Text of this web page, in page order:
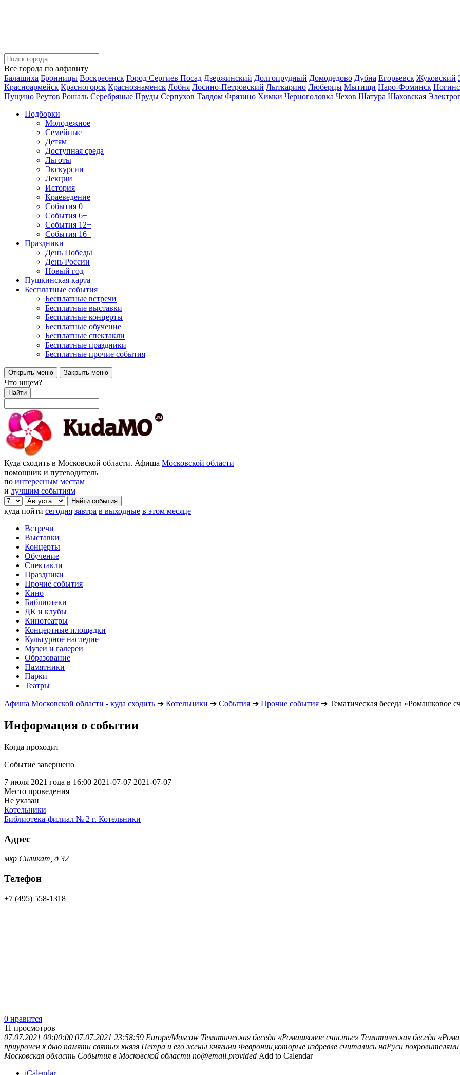
Все города по алфавиту
Балашиха Бронницы Воскресенск Город Сергиев Посад Дзержинский Долгопрудный Домодедово Дубна Егорьевск Жуковский
Красноармейск Красногорск Краснознаменск Лобня Лосино-Петровский Лыткарино Люберцы Мытищи Наро-Фоминск
Пущино Реутов Рошаль Серебряные Пруды Серпухов Талдом Фрязино Химки Черноголовка Чехов Шатура Шаховская
Подборки
Молодежное
Семейные
Детям
Доступная среда
Льготы
Экскурсии
Лекции
История
Краеведение
События 0+
События 6+
События 12+
События 16+
Праздники
День Победы
День России
Новый год
Пушкинская карта
Бесплатные события
Бесплатные встречи
Бесплатные выставки
Бесплатные концерты
Бесплатные обучение
Бесплатные спектакли
Бесплатные праздники
Бесплатные прочие события
Открыть меню Закрыть меню
Что ищем?
Найти
Куда сходить в Московской области. Афиша Московской области
помощник и путеводитель
по интересным местам
и лучшим событиям
куда пойти сегодня завтра в выходные в этом месяце
Встречи
Выставки
Концерты
Обучение
Спектакли
Праздники
Прочие события
Кино
Библиотеки
ДК и клубы
Кинотеатры
Концертные площадки
Культурное наследие
Музеи и галереи
Образование
Памятники
Парки
Театры
Афиша Московской области - куда сходить ➔ Котельники ➔ События ➔ Прочие события ➔ Тематическая беседа «Ромашковое
Информация о событии
Когда проходит
Событие завершено
7 июля 2021 года в 16:00 2021-07-07 2021-07-07
Место проведения
Не указан
Котельники
Библиотека-филиал № 2 г. Котельники
Адрес
мкр Силикат, д 32
Телефон
+7 (495) 558-1318
0 нравится
11 просмотров
07.07.2021 00:00:00 07.07.2021 23:58:59 Europe/Moscow Тематическая беседа «Ромашковое счастье» Тематическая беседа
приурочен к дню памяти святых князя Петра и его жены княгини Февронии,которые издревле считались наРуси
Московская область События в Московской области no@email.provided Add to Calendar
iCalendar